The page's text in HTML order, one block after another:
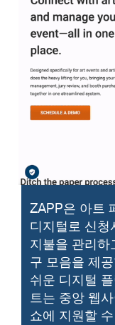
ZAPP은 아트
디지털로 신청
지불을 관리하
구 모음을 제
쉬운 디지털
트는 중앙 웹
쇼에 지원할